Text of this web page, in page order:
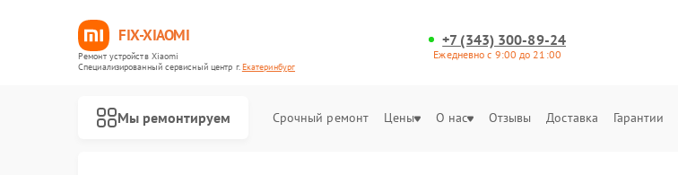
FIX-XIAOMI
Ремонт устройств Xiaomi
Специализированный cервисный центр г.Екатеринбург
+7 (343) 300-89-24
Ежедневно с 9:00 до 21:00
Мы ремонтируем Срочный ремонт Цены О нас Отзывы Доставка Гарантии